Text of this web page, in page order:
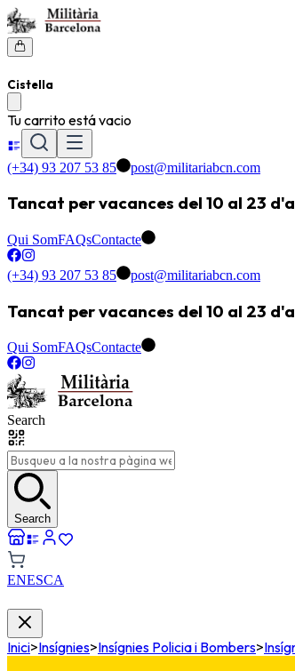
Cistella
Tu carrito está vacio
(+34) 93 207 53 85 post@militariabcn.com
Tancat per vacances del 10 al 23
Qui SomFAQsContacte
(+34) 93 207 53 85 post@militariabcn.com
Tancat per vacances del 10 al 23
Qui SomFAQsContacte
Search
Search
ENESCA
Inici>Insígnies>Insígnies Policia i Bombers>